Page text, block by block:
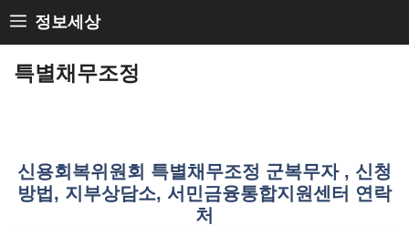
Skip
to
content
정보세상
특별채무조정
신용회복위원회 특별채무조정 군복무자 , 신청
방법, 지부상담소, 서민금융통합지원센터 연락
처